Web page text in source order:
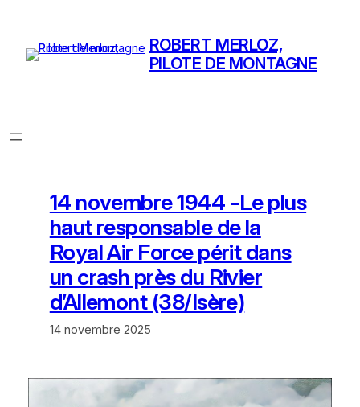
contenu
ROBERT MERLOZ,
PILOTE DE MONTAGNE
14 novembre 1944 -Le plus
haut responsable de la
Royal Air Force périt dans
un crash près du Rivier
d’Allemont (38/Isère)
14 novembre 2025